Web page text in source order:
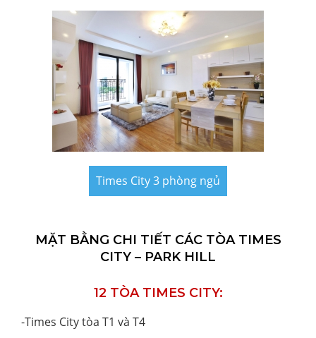
Times City 3 phòng ngủ
MẶT BẰNG CHI TIẾT CÁC TÒA TIMES
CITY – PARK HILL
12 TÒA TIMES CITY:
-Times City tòa T1 và T4